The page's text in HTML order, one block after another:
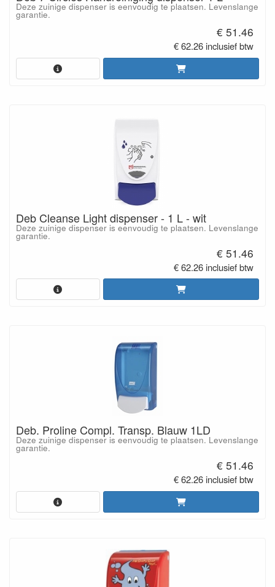
Deze zuinige dispenser is eenvoudig te plaatsen. Levenslange
garantie.
€ 51.46
€ 62.26 inclusief btw
Deb Cleanse Light dispenser - 1 L - wit
Deze zuinige dispenser is eenvoudig te plaatsen. Levenslange
garantie.
€ 51.46
€ 62.26 inclusief btw
Deb. Proline Compl. Transp. Blauw 1LD
Deze zuinige dispenser is eenvoudig te plaatsen. Levenslange
garantie.
€ 51.46
€ 62.26 inclusief btw